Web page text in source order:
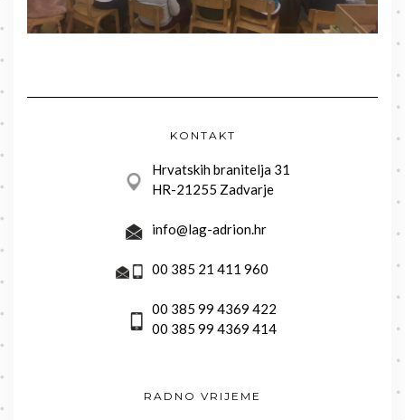
KONTAKT
Hrvatskih branitelja 31
HR-21255 Zadvarje
info@lag-adrion.hr
00 385 21 411 960
00 385 99 4369 422
00 385 99 4369 414
RADNO VRIJEME